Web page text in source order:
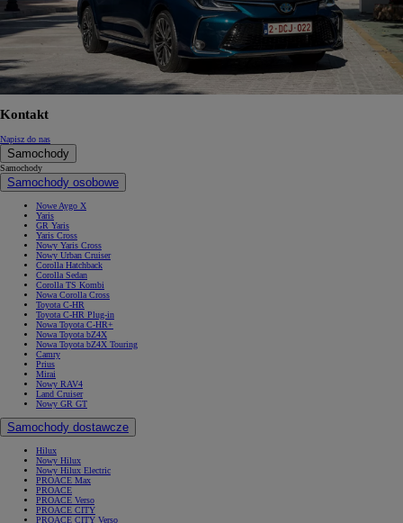
Kontakt
Napisz do nas
Samochody
Samochody
Samochody osobowe
Nowe Aygo X
Yaris
GR Yaris
Yaris Cross
Nowy Yaris Cross
Nowy Urban Cruiser
Corolla Hatchback
Corolla Sedan
Corolla TS Kombi
Nowa Corolla Cross
Toyota C-HR
Toyota C-HR Plug-in
Nowa Toyota C-HR+
Nowa Toyota bZ4X
Nowa Toyota bZ4X Touring
Camry
Prius
Mirai
Nowy RAV4
Land Cruiser
Nowy GR GT
Samochody dostawcze
Hilux
Nowy Hilux
Nowy Hilux Electric
PROACE Max
PROACE
PROACE Verso
PROACE CITY
PROACE CITY Verso